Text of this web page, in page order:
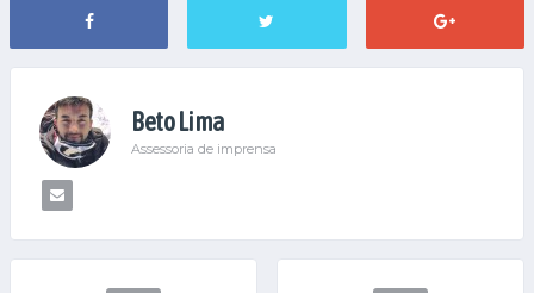
Beto Lima
Assessoria de imprensa